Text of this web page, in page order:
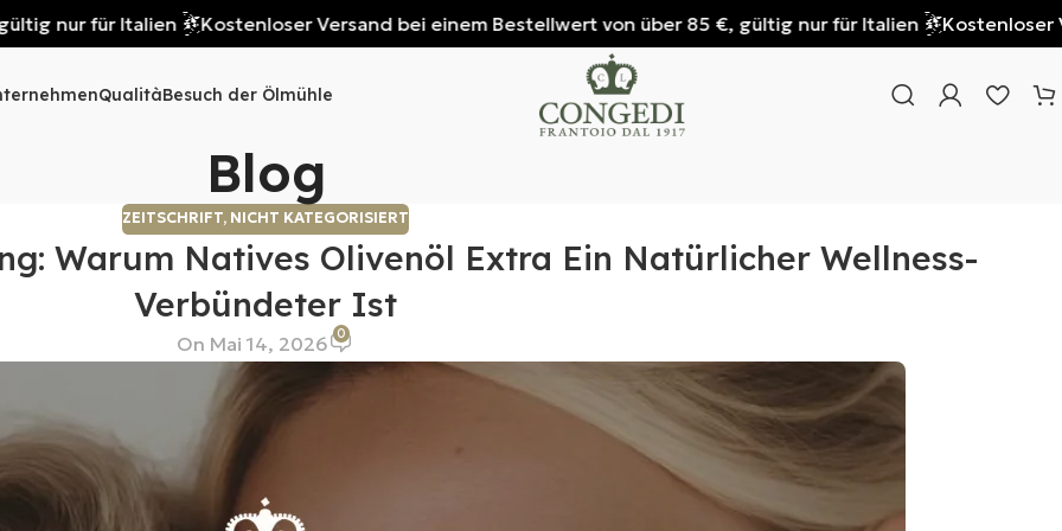
für Italien Kostenloser Versand bei einem Bestellwert von über 85 €, gültig nur für Italien Kostenloser
QualitàBesuch der Ölmühle
Blog
ZEITSCHRIFT, NICHT KATEGORISIERT
Warum Natives Olivenöl Extra Ein Natürlicher Wellness-
Verbündeter Ist
On Mai 14, 2026 0